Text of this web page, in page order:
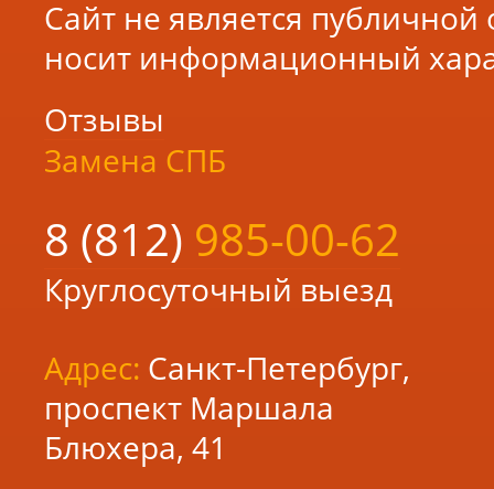
Отзывы
Замена СПБ
Адрес: Санкт-Петербург,
проспект Маршала
Блюхера, 41
8 (812) 985-00-62
Круглосуточный выезд
Сайт не является
носит информационный